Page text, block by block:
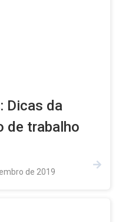
Dicas da
de trabalho
de 2019